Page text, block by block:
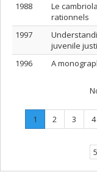
1988
Le
rationnels
1997
juvenile
1996
A
Page
1
Page
Page
2 Page
3 4